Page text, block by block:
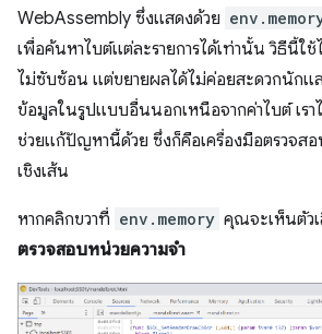
WebAssembly ซึ่งแสดงด้วย
เพื่อค้นหาไบต์แต่ละรายการได้เท่านั้น วิธีนี้ใ
ไม่ซับซ้อน แต่ขยายผลได้ไม่ค่อยสะดวกนักแ
ข้อมูลในรูปแบบอื่นนอกเหนือจากค่าไบต์ เรา
ช่วยแก้ปัญหานี้ด้วย ซึ่งก็คือเครื่องมือตรวจส
เชิงเส้น
หากคลิกขวาที่ env.memory คุณจะเห็นตัวเ
ตรวจสอบหน่วยความจำ